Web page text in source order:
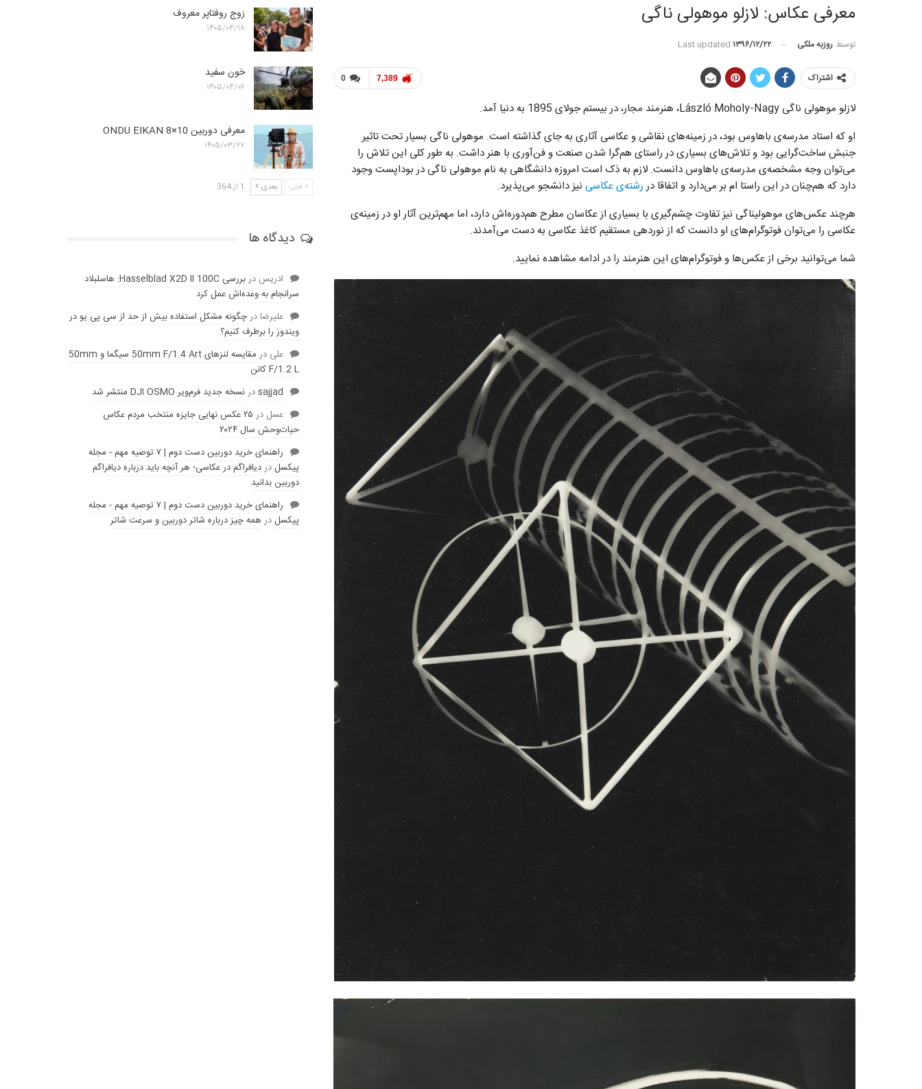
معرفی عکاس: لازلو موهولی ناگی
توسط روزبه ملکی Last updated ۱۳۹۶/۱۲/۲۲
0 7,389 اشتراک
لازلو موهولی ناگی László Moholy-Nagy، هنرمند مجار، در بیستم جولای 1895 به دنیا آمد.
او که استاد مدرسه‌ی باهاوس بود،‌ در زمینه‌های نقاشی و عکاسی آثاری به جای گذاشته است. موهولی ناگی بسیار تحت تاثیر
جنبش ساخت‌گرایی بود و تلاش‌های بسیاری در راستای هم‌گرا شدن صنعت و فن‌آوری با هنر داشت. به طور کلی این تلاش را
می‌توان وجه مشخصه‌ی مدرسه‌ی باهاوس دانست. لازم به ذک است امروزه دانشگاهی به نام موهولی ناگی در بوداپست وجود
دارد که هم‌چنان در این راستا ام بر می‌دارد و اتفاقا دررشته‌ی عکاسی نیز دانشجو می‌پذیرد.
هرچند عکس‌های موهولیناگی نیز تفاوت چشم‌گیری با بسیاری از عکاسان مطرح هم‌دوره‌اش دارد، اما مهم‌ترین آثار او در زمینه‌ی
عکاسی را می‌توان فوتوگرام‌های او دانست که از نوردهی مستقیم کاغذ عکاسی به دست می‌آمدند.
شما می‌توانید برخی از عکس‌ها و فوتوگرام‌های این هنرمند را در ادامه مشاهده نمایید.
زوج روفتاپر معروف
۱۴۰۵/۰۴/۱۸
خون سفید
۱۴۰۵/۰۴/۰۷
معرفی دوربین ONDU EIKAN 8×10
۱۴۰۵/۰۳/۲۷
قبلی بعدی 1 از 364
دیدگاه ها
ادریس در
بررسی Hasselblad X2D II 100C: هاسلبلاد
سرانجام به وعده‌‌اش عمل کرد
عليرضادرچگونه مشکل استفاده بیش از حد از سی پی یو در
ویندوز را برطرف کنیم؟
علی در
مقایسه لنز‌های 50mm F/1.4 Art سیگما و 50mm
F/1.2 L کانن
sajjadدرنسخه جدید فرم‌ویر DJI OSMO منتشر شد
عسل در
۲۵ عکس نهایی جایزه منتخب مردم عکاس
حیات‌وحش سال ۲۰۲۴
راهنمای خرید دوربین دست دوم | ۷ توصیه مهم - مجله
پیکسلدردیافراگم در عکاسی؛ هر آنچه باید درباره دیافراگم
دوربین بدانید
راهنمای خرید دوربین دست دوم | ۷ توصیه مهم - مجله
پیکسلدر همه چیز درباره شاتر دوربین و سرعت شاتر